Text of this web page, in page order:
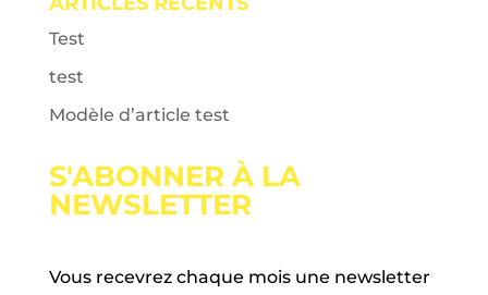
Test
test
Modèle d’article test
S'ABONNER À LA
NEWSLETTER
Vous recevrez chaque mois une newsletter